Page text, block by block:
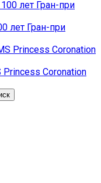
лет Гран-при
Coronation